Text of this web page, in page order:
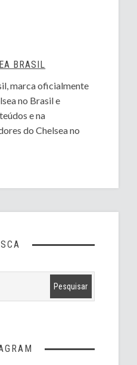
BRASIL
marca oficialmente
no Brasil e
e na
do Chelsea no